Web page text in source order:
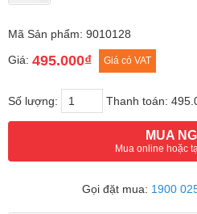
Mã Sản phẩm: 9010128
Giá: 495.000₫ Giá có VAT
Số lượng: Thanh toán:
MUA
Mua online hoặc
Gọi đặt mua: 1900